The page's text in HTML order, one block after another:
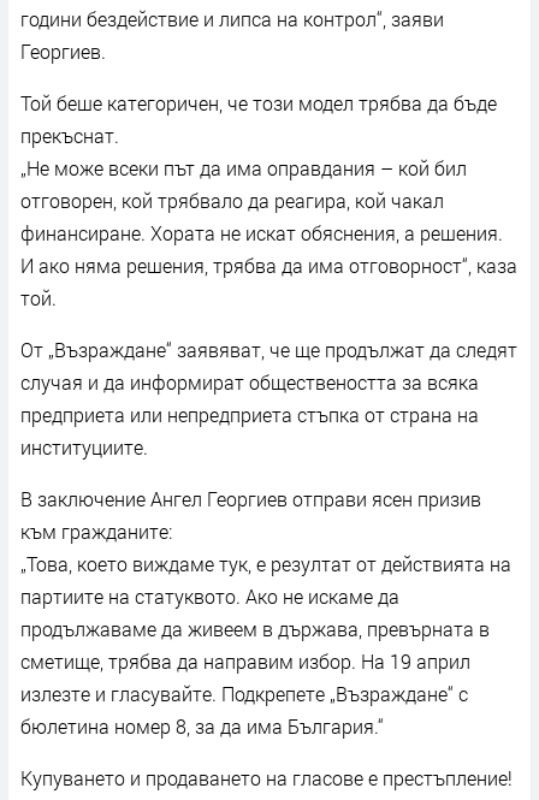
години бездействие и липса на контрол“, заяви
Георгиев.
Той беше категоричен, че този модел трябва да бъде
прекъснат.
„Не може всеки път да има оправдания – кой бил
отговорен, кой трябвало да реагира, кой чакал
финансиране. Хората не искат обяснения, а решения.
И ако няма решения, трябва да има отговорност“, каза
той.
От „Възраждане“ заявяват, че ще продължат да следят
случая и да информират обществеността за всяка
предприета или непредприета стъпка от страна на
институциите.
В заключение Ангел Георгиев отправи ясен призив
към гражданите:
„Това, което виждаме тук, е резултат от действията на
партиите на статуквото. Ако не искаме да
продължаваме да живеем в държава, превърната в
сметище, трябва да направим избор. На 19 април
излезте и гласувайте. Подкрепете „Възраждане“ с
бюлетина номер 8, за да има България.“
Купуването и продаването на гласове е престъпление!